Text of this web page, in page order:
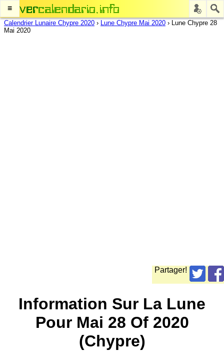
≡
Calendrier Lunaire Chypre 2020 › Lune Chypre Mai 2020 › Lune Chypre 28
Mai 2020
Partager!
Information Sur La Lune
Pour Mai 28 Of 2020
(Chypre)